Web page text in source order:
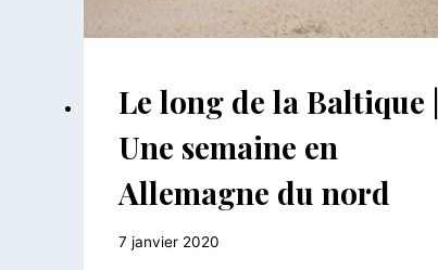
AILLEURS
|
|
Le long de la Baltique |
Une semaine en
Allemagne du nord
Par
7 janvier 2020